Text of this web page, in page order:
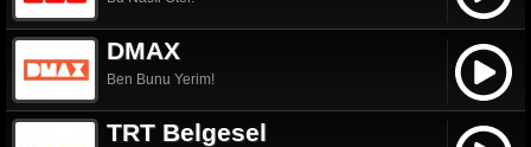
DMAX
Ben Bunu Yerim!
TRT Belgesel